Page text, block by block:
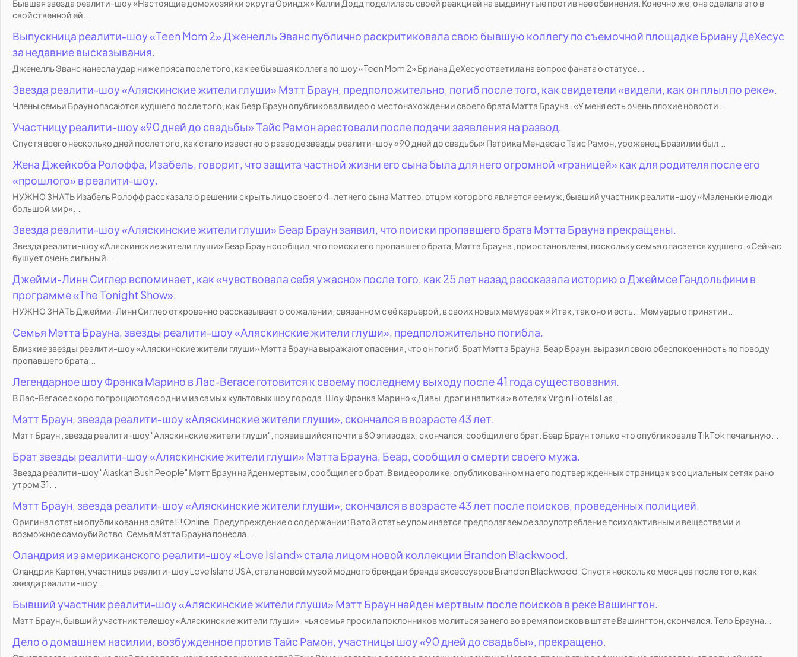
Бывшая звезда реалити-шоу «Настоящие домохозяйки округа Ориндж» Келли Додд поделилась своей реакцией на выдвинутые против нее обвинения. Конечно же, она сделала это в
свойственной ей...
Выпускница реалити-шоу «Teen Mom 2» Дженелль Эванс публично раскритиковала свою бывшую коллегу по съемочной площадке Бриану ДеХесус
за недавние высказывания.
Дженелль Эванс нанесла удар ниже пояса после того, как ее бывшая коллега по шоу «Teen Mom 2» Бриана ДеХесус ответила на вопрос фаната о статусе...
Звезда реалити-шоу «Аляскинские жители глуши» Мэтт Браун, предположительно, погиб после того, как свидетели «видели, как он плыл по реке».
Члены семьи Браун опасаются худшего после того, как Беар Браун опубликовал видео о местонахождении своего брата Мэтта Брауна . «У меня есть очень плохие новости...
Участницу реалити-шоу «90 дней до свадьбы» Тайс Рамон арестовали после подачи заявления на развод.
Спустя всего несколько дней после того, как стало известно о разводе звезды реалити-шоу «90 дней до свадьбы» Патрика Мендеса с Таис Рамон, уроженец Бразилии был...
Жена Джейкоба Ролоффа, Изабель, говорит, что защита частной жизни его сына была для него огромной «границей» как для родителя после его
«прошлого» в реалити-шоу.
НУЖНО ЗНАТЬ Изабель Ролофф рассказала о решении скрыть лицо своего 4-летнего сына Маттео, отцом которого является ее муж, бывший участник реалити-шоу «Маленькие люди,
большой мир»...
Звезда реалити-шоу «Аляскинские жители глуши» Беар Браун заявил, что поиски пропавшего брата Мэтта Брауна прекращены.
Звезда реалити-шоу «Аляскинские жители глуши» Беар Браун сообщил, что поиски его пропавшего брата, Мэтта Брауна , приостановлены, поскольку семья опасается худшего. «Сейчас
бушует очень сильный...
Джейми-Линн Сиглер вспоминает, как «чувствовала себя ужасно» после того, как 25 лет назад рассказала историю о Джеймсе Гандольфини в
программе «The Tonight Show».
НУЖНО ЗНАТЬ Джейми-Линн Сиглер откровенно рассказывает о сожалении, связанном с её карьерой, в своих новых мемуарах « Итак, так оно и есть… Мемуары о принятии...
Семья Мэтта Брауна, звезды реалити-шоу «Аляскинские жители глуши», предположительно погибла.
Близкие звезды реалити-шоу «Аляскинские жители глуши» Мэтта Брауна выражают опасения, что он погиб. Брат Мэтта Брауна, Беар Браун, выразил свою обеспокоенность по поводу
пропавшего брата...
Легендарное шоу Фрэнка Марино в Лас-Вегасе готовится к своему последнему выходу после 41 года существования.
В Лас-Вегасе скоро попрощаются с одним из самых культовых шоу города. Шоу Фрэнка Марино « Дивы, дрэг и напитки » в отелях Virgin Hotels Las...
Мэтт Браун, звезда реалити-шоу «Аляскинские жители глуши», скончался в возрасте 43 лет.
Мэтт Браун , звезда реалити-шоу "Аляскинские жители глуши", появившийся почти в 80 эпизодах, скончался, сообщил его брат. Беар Браун только что опубликовал в TikTok печальную...
Брат звезды реалити-шоу «Аляскинские жители глуши» Мэтта Брауна, Беар, сообщил о смерти своего мужа.
Звезда реалити-шоу "Alaskan Bush People" Мэтт Браун найден мертвым, сообщил его брат. В видеоролике, опубликованном на его подтвержденных страницах в социальных сетях рано
утром 31...
Мэтт Браун, звезда реалити-шоу «Аляскинские жители глуши», скончался в возрасте 43 лет после поисков, проведенных полицией.
Оригинал статьи опубликован на сайте E! Online. Предупреждение о содержании: В этой статье упоминается предполагаемое злоупотребление психоактивными веществами и
возможное самоубийство. Семья Мэтта Брауна понесла...
Оландрия из американского реалити-шоу «Love Island» стала лицом новой коллекции Brandon Blackwood.
Оландрия Картен, участница реалити-шоу Love Island USA, стала новой музой модного бренда и бренда аксессуаров Brandon Blackwood. Спустя несколько месяцев после того, как
звезда реалити-шоу...
Бывший участник реалити-шоу «Аляскинские жители глуши» Мэтт Браун найден мертвым после поисков в реке Вашингтон.
Мэтт Браун, бывший участник телешоу «Аляскинские жители глуши» , чья семья просила поклонников молиться за него во время поисков в штате Вашингтон, скончался. Тело Брауна...
Дело о домашнем насилии, возбужденное против Тайс Рамон, участницы шоу «90 дней до свадьбы», прекращено.